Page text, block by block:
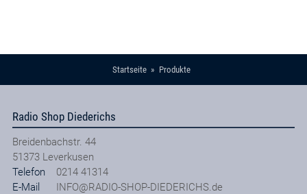
Startseite Produkte
Radio Shop Diederichs
Breidenbachstr. 44
51373 Leverkusen
Telefon
0214 41314
E-Mail
INFO@RADIO-SHOP-DIEDERICHS.de